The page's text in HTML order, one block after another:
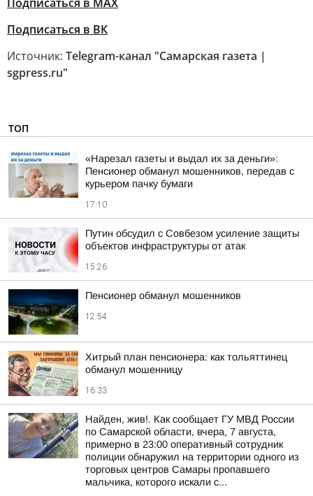
Подписаться в ВК
Источник: Telegram-канал "Самарская газета |
sgpress.ru"
ТОП
«Нарезал газеты и выдал их за деньги»:
Пенсионер обманул мошенников, передав с
курьером пачку бумаги
17:10
Путин обсудил с Совбезом усиление защиты
объектов инфраструктуры от атак
15:26
Пенсионер обманул мошенников
12:54
Хитрый план пенсионера: как тольяттинец
обманул мошенницу
16:33
Найден, жив!. Как сообщает ГУ МВД России
по Самарской области, вчера, 7 августа,
примерно в 23:00 оперативный сотрудник
полиции обнаружил на территории одного из
торговых центров Самары пропавшего
мальчика, которого искали с...